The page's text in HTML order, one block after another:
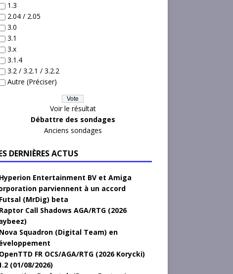
1.3
2.04 / 2.05
3.0
3.1
3.x
3.1.4
3.2 / 3.2.1 / 3.2.2
Autre (Préciser)
Voir le résultat
Débattre des sondages
Anciens sondages
DERNIÈRES ACTUS
Hyperion Entertainment BV et Amiga
parviennent à un accord
Futsal (MrDig) beta
Raptor Call Shadows AGA/RTG (2026
Nova Squadron (Digital Team) en
OpenTTD FR OCS/AGA/RTG (2026 Korycki)
(01/08/2026)